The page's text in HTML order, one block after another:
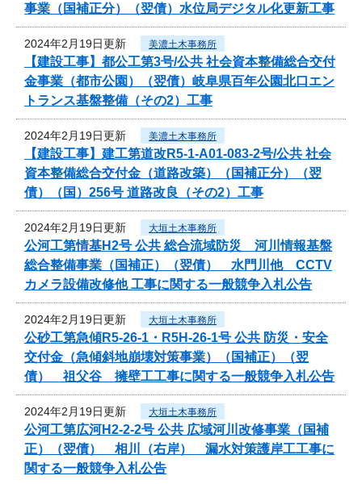
事業（国補正分）（翌債）水位局デジタル化更新工事
2024年2月19日更新 美濃土木事務所
【建設工事】都公工第3号/公共 社会資本整備総合交付
金事業（都市公園）（翌債）岐阜県百年公園北口エン
トランス基盤整備（その2）工事
2024年2月19日更新 美濃土木事務所
【建設工事】建工第道改R5-1-A01-083-2号/公共 社会
資本整備総合交付金（道路改築）（国補正分）（翌
債）（国）256号 道路改良（その2）工事
2024年2月19日更新 大垣土木事務所
公河工第情基H2号 公共 総合流域防災 河川情報基盤
総合整備事業（国補正）（翌債） 水門川他 CCTV
カメラ設備改修他 工事に関する一般競争入札公告
2024年2月19日更新 大垣土木事務所
公砂工第急傾R5-26-1・R5H-26-1号 公共 防災・安全
交付金（急傾斜地崩壊対策事業）（国補正）（翌
債） 祖父谷 擁壁工工事に関する一般競争入札公告
2024年2月19日更新 大垣土木事務所
公河工第広河H2-2-2号 公共 広域河川改修事業（国補
正）（翌債） 相川（右岸） 漏水対策護岸工工事に
関する一般競争入札公告